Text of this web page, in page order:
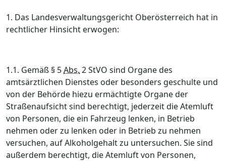
1. Das Landesverwaltungsgericht Oberösterreich hat in
rechtlicher Hinsicht erwogen:
1.1. Gemäß § 5Abs. 2 StVO sind Organe des
amtsärztlichen Dienstes oder besonders geschulte und
von der Behörde hiezu ermächtigte Organe der
Straßenaufsicht sind berechtigt, jederzeit die Atemluft
von Personen, die ein Fahrzeug lenken, in Betrieb
nehmen oder zu lenken oder in Betrieb zu nehmen
versuchen, auf Alkoholgehalt zu untersuchen. Sie sind
außerdem berechtigt, die Atemluft von Personen,